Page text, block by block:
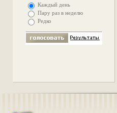
Каждый день
Пару раз в неделю
Редко